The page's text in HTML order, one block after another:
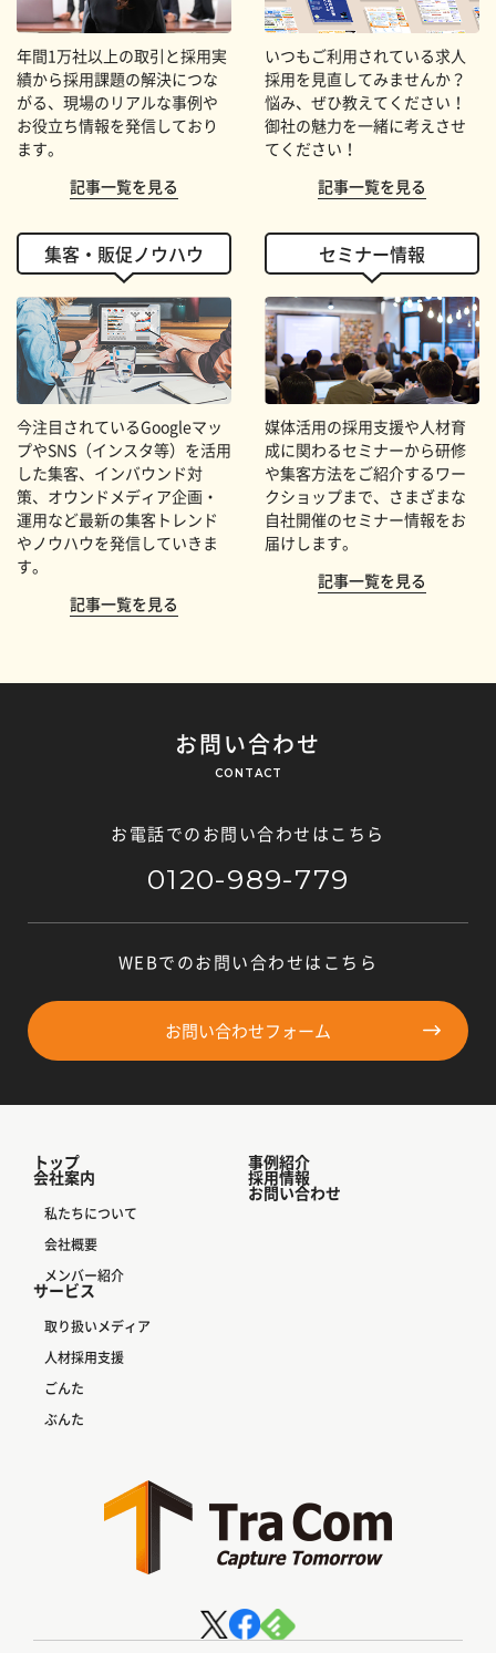
年間1万社以上の取引と採用実
績から採用課題の解決につな
がる、現場のリアルな事例や
お役立ち情報を発信しており
ます。
記事一覧を見る
いつもご利用されている求人
採用を見直してみませんか？
悩み、ぜひ教えてください！
御社の魅力を一緒に考えさせ
てください！
記事一覧を見る
集客・販促ノウハウ
今注目されているGoogleマッ
プやSNS（インスタ等）を活用
した集客、インバウンド対
策、オウンドメディア企画・
運用など最新の集客トレンド
やノウハウを発信していきま
す。
記事一覧を見る
セミナー情報
媒体活用の採用支援や人材育
成に関わるセミナーから研修
や集客方法をご紹介するワー
クショップまで、さまざまな
自社開催のセミナー情報をお
届けします。
記事一覧を見る
お問い合わせ
CONTACT
お電話でのお問い合わせはこちら
0120-989-779
WEBでのお問い合わせはこちら
お問い合わせフォーム
トップ
会社案内
私たちについて
会社概要
メンバー紹介
サービス
取り扱いメディア
人材採用支援
ごんた
ぶんた
事例紹介
採用情報
お問い合わせ